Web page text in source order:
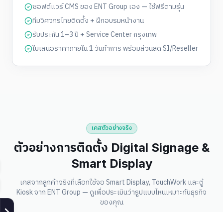
ซอฟต์แวร์ CMS ของ ENT Group เอง — ใช้ฟรีตามรุ่น
ทีมวิศวกรไทยติดตั้ง + ฝึกอบรมหน้างาน
รับประกัน 1–3 ปี + Service Center กรุงเทพ
ใบเสนอราคาภายใน 1 วันทำการ พร้อมส่วนลด SI/Reseller
เคสตัวอย่างจริง
ตัวอย่างการติดตั้ง Digital Signage &
Smart Display
เคสจากลูกค้าจริงที่เลือกใช้จอ Smart Display, TouchWork และตู้
Kiosk จาก ENT Group — ดูเพื่อประเมินว่ารูปแบบไหนเหมาะกับธุรกิจ
ของคุณ